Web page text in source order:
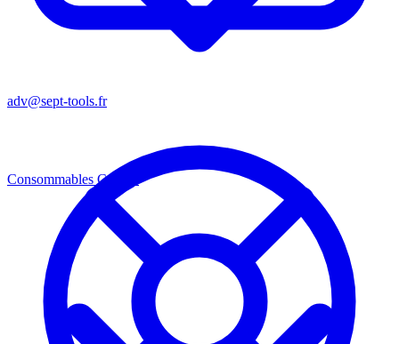
adv@sept-tools.fr
Consommables Consos